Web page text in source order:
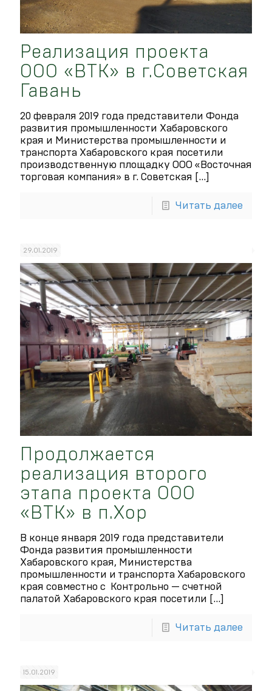
Реализация проекта
ООО «ВТК» в г.Советская
Гавань
20 февраля 2019 года представители Фонда
развития промышленности Хабаровского
края и Министерства промышленности и
транспорта Хабаровского края посетили
производственную площадку ООО «Восточная
торговая компания» в г. Советская […]
Читать далее
29.01.2019
Продолжается
реализация второго
этапа проекта ООО
«ВТК» в п.Хор
В конце января 2019 года представители
Фонда развития промышленности
Хабаровского края, Министерства
промышленности и транспорта Хабаровского
края совместно с Контрольно — счетной
палатой Хабаровского края посетили […]
Читать далее
15.01.2019